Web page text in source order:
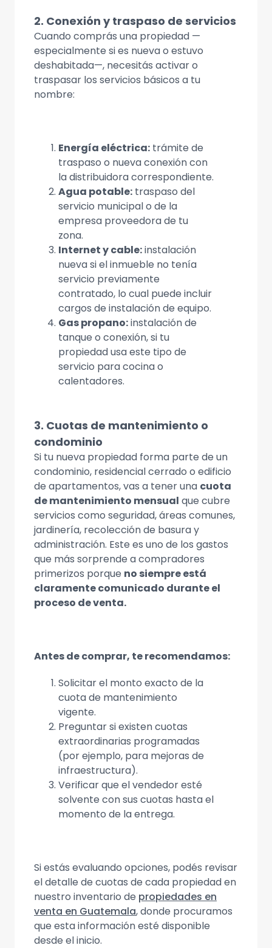
2. Conexión y traspaso de servicios
Cuando comprás una propiedad —
especialmente si es nueva o estuvo
deshabitada—, necesitás activar o
traspasar los servicios básicos a tu
nombre:
Energía eléctrica: trámite de
traspaso o nueva conexión con
la distribuidora correspondiente.
Agua potable: traspaso del
servicio municipal o de la
empresa proveedora de tu
zona.
Internet y cable:instalación
nueva si el inmueble no tenía
servicio previamente
contratado, lo cual puede incluir
cargos de instalación de equipo.
Gas propano:instalación de
tanque o conexión, si tu
propiedad usa este tipo de
servicio para cocina o
calentadores.
3. Cuotas de mantenimiento o
condominio
Si tu nueva propiedad forma parte de un
condominio, residencial cerrado o edificio
de apartamentos, vas a tener una cuota
de mantenimiento mensual que cubre
servicios como seguridad, áreas comunes,
jardinería, recolección de basura y
administración. Este es uno de los gastos
que más sorprende a compradores
primerizos porque no siempre está
claramente comunicado durante el
proceso de venta.
Antes de comprar, te recomendamos:
Solicitar el monto exacto de la
cuota de mantenimiento
vigente.
Preguntar si existen cuotas
extraordinarias programadas
(por ejemplo, para mejoras de
infraestructura).
Verificar que el vendedor esté
solvente con sus cuotas hasta el
momento de la entrega.
Si estás evaluando opciones, podés revisar
el detalle de cuotas de cada propiedad en
nuestro inventario de propiedades en
venta en Guatemala, donde procuramos
que esta información esté disponible
desde el inicio.